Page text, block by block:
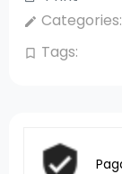
edit Categories:
bookmark_border Tags: